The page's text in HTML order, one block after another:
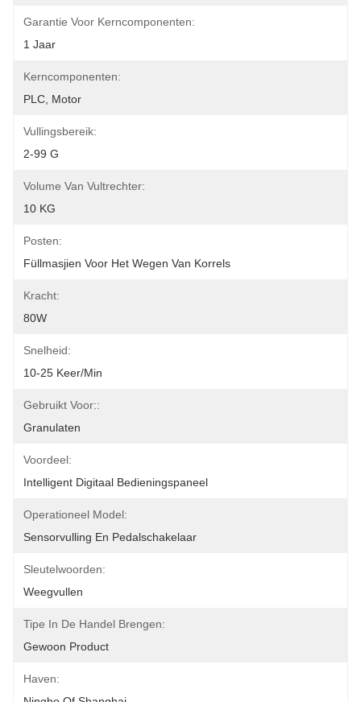
Garantie Voor Kerncomponenten:
1 Jaar
Kerncomponenten:
PLC, Motor
Vullingsbereik:
2-99 G
Volume Van Vultrechter:
10 KG
Posten:
Füllmasjien Voor Het Wegen Van Korrels
Kracht:
80W
Snelheid:
10-25 Keer/min
Gebruikt Voor::
Granulaten
Voordeel:
Intelligent Digitaal Bedieningspaneel
Operationeel Model:
Sensorvulling En Pedalschakelaar
Sleutelwoorden:
Weegvullen
Tipe In De Handel Brengen:
Gewoon Product
Haven: